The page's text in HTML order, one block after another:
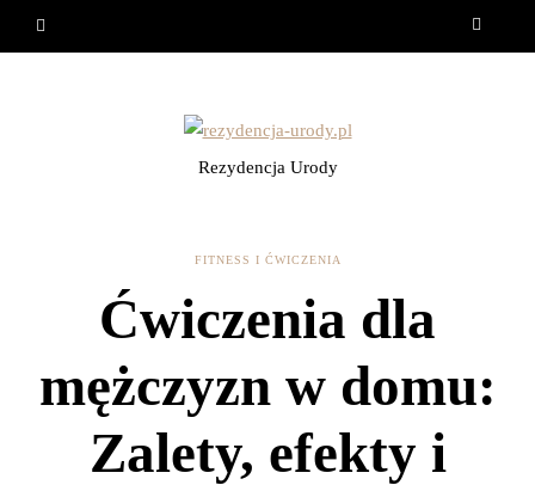
Rezydencja Urody
FITNESS I ĆWICZENIA
Ćwiczenia dla
mężczyzn w domu:
Zalety, efekty i